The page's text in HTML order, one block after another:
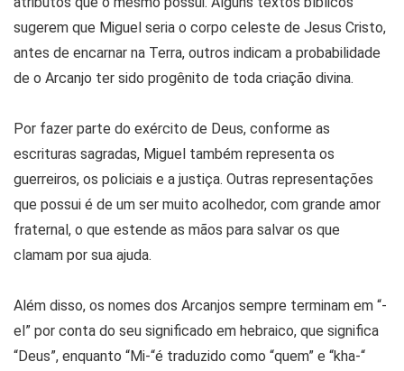
sugerem que Miguel seria o corpo celeste de Jesus Cristo,
antes de encarnar na Terra, outros indicam a probabilidade
de o Arcanjo ter sido progênito de toda criação divina.
Por fazer parte do exército de Deus, conforme as
escrituras sagradas, Miguel também representa os
guerreiros, os policiais e a justiça. Outras representações
que possui é de um ser muito acolhedor, com grande amor
fraternal, o que estende as mãos para salvar os que
clamam por sua ajuda.
Além disso, os nomes dos Arcanjos sempre terminam em “-
el” por conta do seu significado em hebraico, que significa
“Deus”, enquanto “Mi-“é traduzido como “quem” e “kha-“